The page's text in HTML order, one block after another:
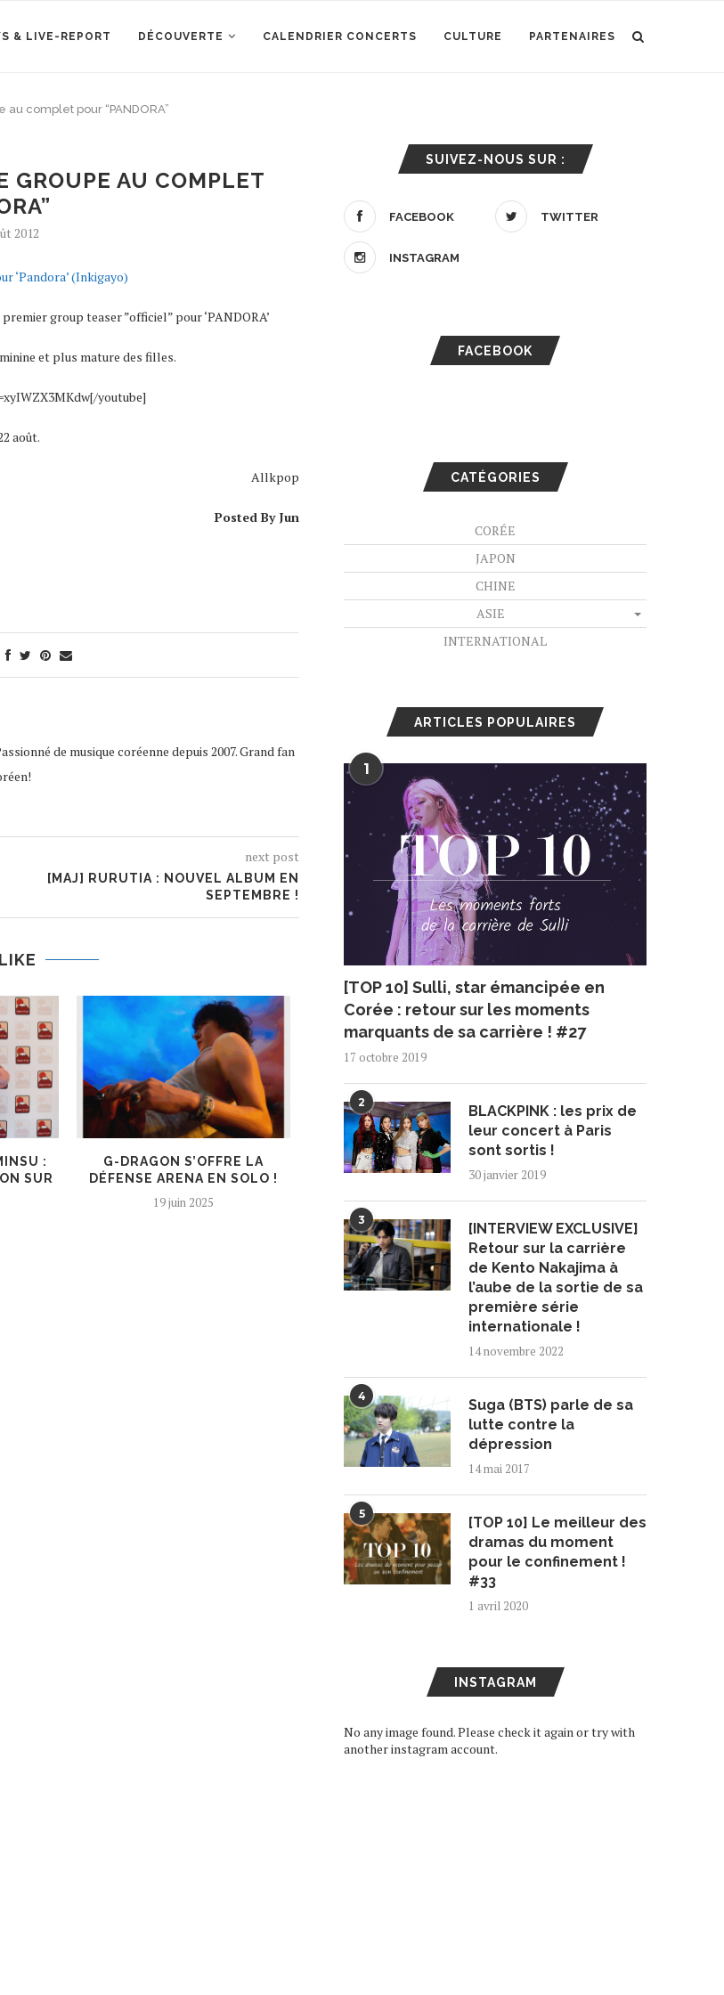
& LIVE-REPORT DÉCOUVERTE CALENDRIER CONCERTS CULTURE PARTENAIRES
complet pour “PANDORA”
GROUPE AU COMPLET
2012
‘Pandora’ (Inkigayo)
group teaser ”officiel” pour ‘PANDORA’
et plus mature des filles.
youtube]
août.
Allkpop
Posted By Jun
de musique coréenne depuis 2007. Grand fan
next post
[MAJ] RURUTIA : NOUVEL ALBUM EN
SEPTEMBRE !
:
SUR
G-DRAGON S’OFFRE LA
DÉFENSE ARENA EN SOLO !
19 juin 2025
KARD DE RETOUR EN FRANCE
LE 11 DÉCEMBRE
16 octobre 2024
11 juin 2024
SUIVEZ-NOUS SUR :
FACEBOOK TWITTER
INSTAGRAM
FACEBOOK
CATÉGORIES
CORÉE
JAPON
CHINE
ASIE
INTERNATIONAL
ARTICLES POPULAIRES
1
[TOP 10] Sulli, star émancipée en
Corée : retour sur les moments
marquants de sa carrière ! #27
17 octobre 2019
2
BLACKPINK : les prix de
leur concert à Paris
sont sortis !
30 janvier 2019
3
[INTERVIEW EXCLUSIVE]
Retour sur la carrière
de Kento Nakajima à
l’aube de la sortie de sa
première série
internationale !
14 novembre 2022
4
Suga (BTS) parle de sa
lutte contre la
dépression
14 mai 2017
5
[TOP 10] Le meilleur des
dramas du moment
pour le confinement !
#33
1 avril 2020
INSTAGRAM
No any image found. Please check it again or try with
another instagram account.